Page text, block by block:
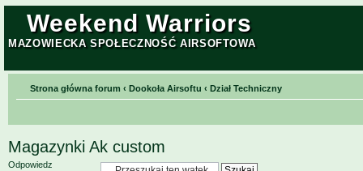
Weekend Warriors
MAZOWIECKA SPOŁECZNOŚĆ AIRSOFTOWA
Strona główna forum ‹ Dookoła Airsoftu ‹ Dział Techniczny
Magazynki Ak custom
Odpowiedz